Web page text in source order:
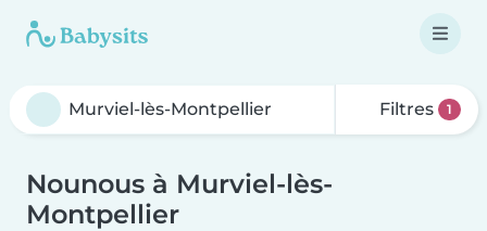
Filtres 1
Nounous à Murviel-lès-
Montpellier